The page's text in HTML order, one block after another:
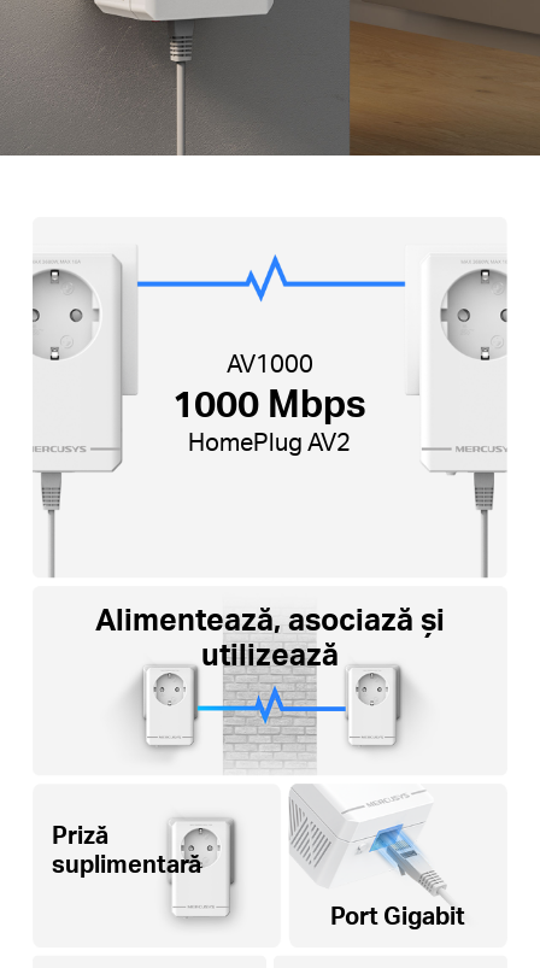
AV1000
1000 Mbps
HomePlug AV2
Alimentează, asociază și
utilizează
Priză
suplimentară
Port Gigabit